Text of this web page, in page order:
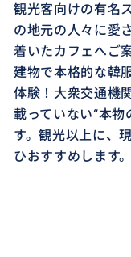
観光客向けの有名
の地元の人々に愛
着いたカフェへご
建物で本格的な韓
体験！大衆交通機
載っていない“本物
す。観光以上に、
ひおすすめします。